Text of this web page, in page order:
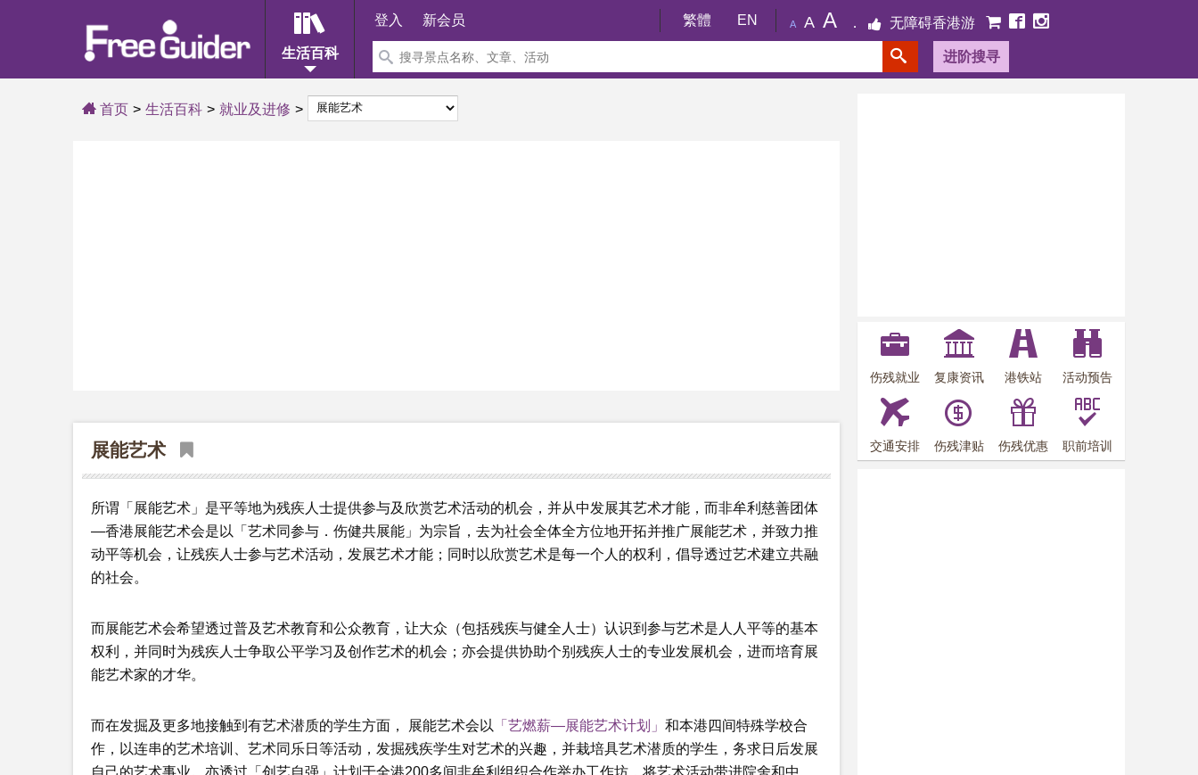
生活百科
登入 新会员 繁體 EN A A A 无障碍香港游
进阶搜寻
首页 生活百科 就业及进修
展能艺术
所谓「展能艺术」是平等地为残疾人士提供参与及欣赏艺术活动的机会，并从中发展其艺术才能，而非牟利慈善团体
—香港展能艺术会是以「艺术同参与．伤健共展能」为宗旨，去为社会全体全方位地开拓并推广展能艺术，并致力推
动平等机会，让残疾人士参与艺术活动，发展艺术才能；同时以欣赏艺术是每一个人的权利，倡导透过艺术建立共融
的社会。
而展能艺术会希望透过普及艺术教育和公众教育，让大众（包括残疾与健全人士）认识到参与艺术是人人平等的基本
权利，并同时为残疾人士争取公平学习及创作艺术的机会；亦会提供协助个别残疾人士的专业发展机会，进而培育展
能艺术家的才华。
而在发掘及更多地接触到有艺术潜质的学生方面， 展能艺术会以 「艺燃薪—展能艺术计划」 和本港四间特殊学校合
作，以连串的艺术培训、艺术同乐日等活动，发掘残疾学生对艺术的兴趣，并栽培具艺术潜质的学生，务求日后发展
自己的艺术事业。亦透过「创艺自强」计划于全港200多间非牟利组织合作举办工作坊，将艺术活动带进院舍和中
伤残就业 复康资讯 港铁站 活动预告
交通安排 伤残津贴 伤残优惠 职前培训